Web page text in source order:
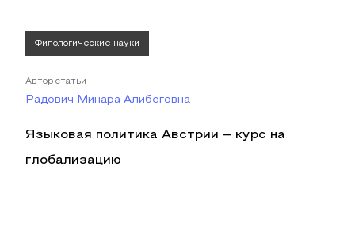
Филологические науки
Автор статьи
Радович Минара Алибеговна
Языковая политика Австрии – курс на
глобализацию